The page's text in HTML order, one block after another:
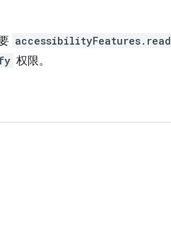
accessibilityFeatures.read
权限。